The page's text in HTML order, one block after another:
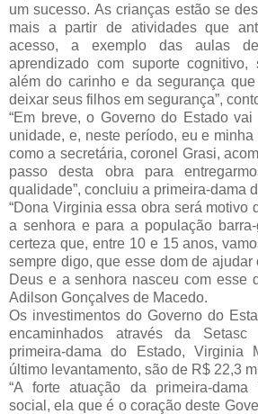
um sucesso. As crianças estão se
mais a partir de atividades que
acesso, a exemplo das aulas
aprendizado com suporte cognitivo,
além do carinho e da segurança
deixar seus filhos em segurança”,
“Em breve, o Governo do Estado
unidade, e, neste período, eu e
como a secretária, coronel Grasi,
passo desta obra para
qualidade”, concluiu a primeira-dama
“Dona Virginia essa obra será motivo
a senhora e para a população
certeza que, entre 10 e 15 anos,
sempre digo, que esse dom de
Deus e a senhora nasceu com esse
Adilson Gonçalves de Macedo.
Os investimentos do Governo do
encaminhados através da
primeira-dama do Estado, Virginia
último levantamento, são de R$ 22,3
“A forte atuação da primeira-
social, ela que é o coração deste